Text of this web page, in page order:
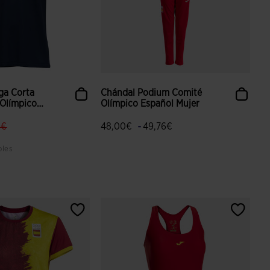
Corta
label.price.to
Chándal Podium Comité
Olímpico Español Mujer
48,00€ - 49,76€